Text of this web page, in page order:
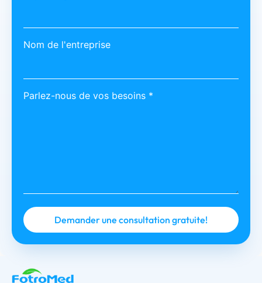
Nom de l'entreprise
Parlez-nous de vos besoins *